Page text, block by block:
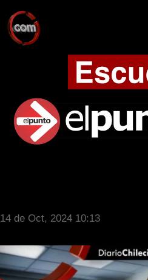
14 de Oct, 2024 10:13